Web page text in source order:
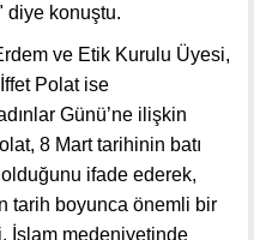
diye konuştu.
ve Etik Kurulu Üyesi,
Polat ise
Günü’ne ilişkin
8 Mart tarihinin batı
ifade ederek,
tarih boyunca önemli bir
İslam medeniyetinde